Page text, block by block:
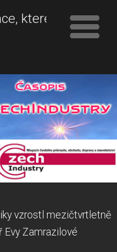
které
vzrostl mezičtvrtletně
Evy Zamrazilové